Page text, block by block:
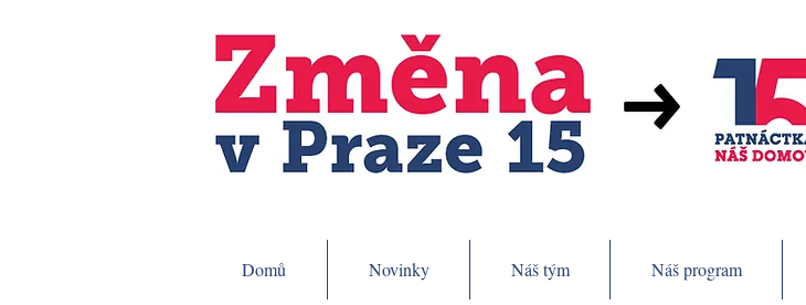
Domů Novinky Náš tým Náš program